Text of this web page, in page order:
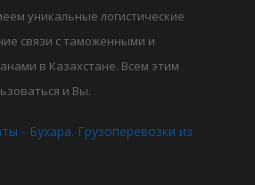
уникальные логистические
связи с таможенными и
в Казахстане. Всем этим
и Вы.
- Бухара. Грузоперевозки из